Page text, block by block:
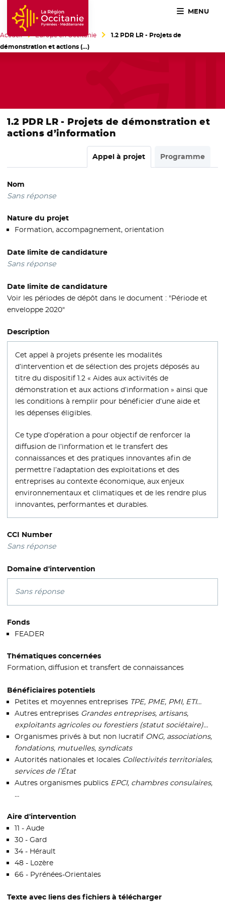
Accueil Région Occitanie / Pyrénées-Méditerranée
MENU
Accueil Europe en Occitanie
1.2 PDR LR - Projets de
démonstration et actions (…)
1.2 PDR LR - Projets de démonstration et
actions d’information
Appel à projet Programme
Nom
Sans réponse
Nature du projet
Formation, accompagnement, orientation
Date limite de candidature
Sans réponse
Date limite de candidature
Voir les périodes de dépôt dans le document : "Période et
enveloppe 2020"
Description
Cet appel à projets présente les modalités
d’intervention et de sélection des projets déposés au
titre du dispositif 1.2 « Aides aux activités de
démonstration et aux actions d’information » ainsi que
les conditions à remplir pour bénéficier d’une aide et
les dépenses éligibles.
Ce type d’opération a pour objectif de renforcer la
diffusion de l’information et le transfert des
connaissances et des pratiques innovantes afin de
permettre l’adaptation des exploitations et des
entreprises au contexte économique, aux enjeux
environnementaux et climatiques et de les rendre plus
innovantes, performantes et durables.
CCI Number
Sans réponse
Domaine d'intervention
Sans réponse
Fonds
FEADER
Thématiques concernées
Formation, diffusion et transfert de connaissances
Bénéficiaires potentiels
Petites et moyennes entreprises TPE, PME, PMI, ETI…
Autres entreprises Grandes entreprises, artisans,
exploitants agricoles ou forestiers (statut sociétaire)…
Organismes privés à but non lucratif ONG, associations,
fondations, mutuelles, syndicats
Autorités nationales et locales Collectivités territoriales,
services de l’État
Autres organismes publics EPCI, chambres consulaires,
…
Aire d'intervention
11 - Aude
30 - Gard
34 - Hérault
48 - Lozère
66 - Pyrénées-Orientales
Texte avec liens des fichiers à télécharger